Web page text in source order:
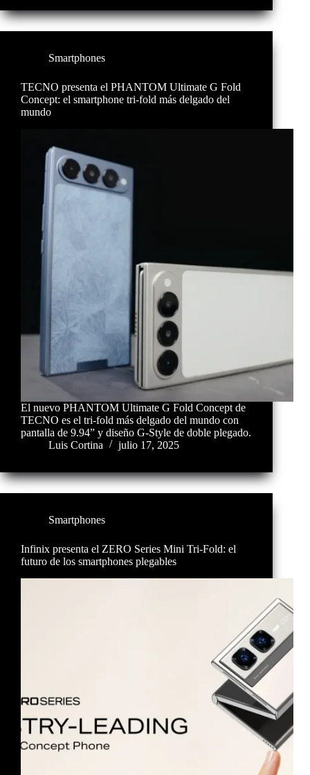
Smartphones
TECNO presenta el PHANTOM Ultimate G Fold
Concept: el smartphone tri-fold más delgado del
mundo
El nuevo PHANTOM Ultimate G Fold Concept de
TECNO es el tri-fold más delgado del mundo con
pantalla de 9.94” y diseño G-Style de doble plegado.
Luis Cortina
julio 17, 2025
Smartphones
Infinix presenta el ZERO Series Mini Tri-Fold: el
futuro de los smartphones plegables